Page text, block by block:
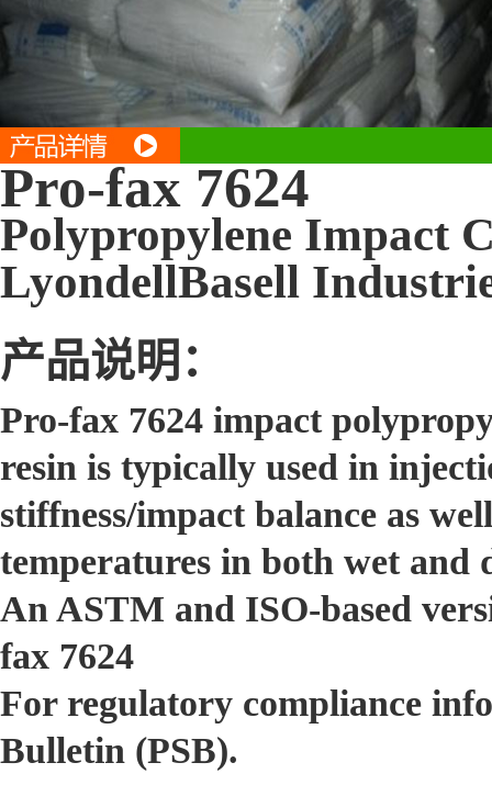
Pro-fax 7624
Polypropylene Impact
LyondellBasell
产品说明：
Pro-fax 7624 impact
resin is typically used in
stiffness/impact balance as
temperatures in both wet and
An ASTM and ISO-based
fax 7624
For regulatory compliance
Bulletin (PSB).